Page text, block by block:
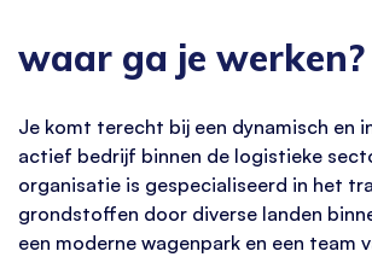
waar ga je werken?
Je komt terecht bij een dynamisch en
actief bedrijf binnen de logistieke
organisatie is gespecialiseerd in het
grondstoffen door diverse landen
een moderne wagenpark en een team